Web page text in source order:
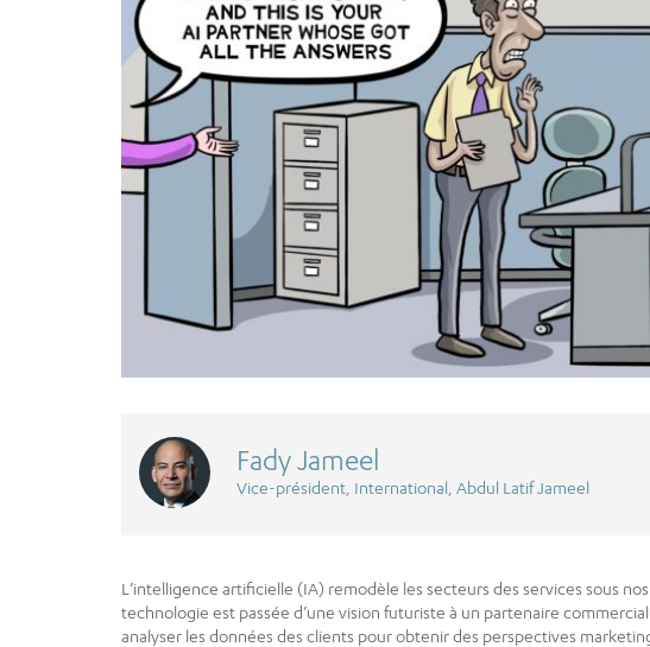
Fady Jameel
Vice-président, International, Abdul Latif Jameel
L’intelligence artificielle (IA) remodèle les secteurs des services sous
technologie est passée d’une vision futuriste à un partenaire
analyser les données des clients pour obtenir des perspectives